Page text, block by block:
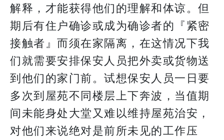
解释，才能获得他们的理解和体谅。但
期后有住户确诊或成为确诊者的『紧密
接触者』而须在家隔离，在这情况下我
们就需要安排保安人员把外卖或货物送
到他们的家门前。试想保安人员一日要
多次到屋苑不同楼层上下奔波，当值期
间未能身处大堂又难以维持屋苑治安，
对他们来说绝对是前所未见的工作压